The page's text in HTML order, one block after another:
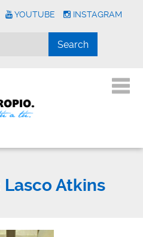
YOUTUBE INSTAGRAM
Lasco Atkins